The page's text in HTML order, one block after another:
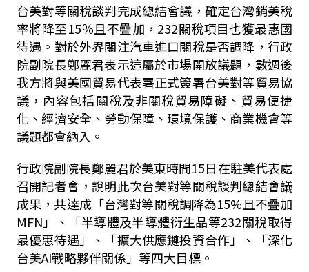
台美對等關稅談判完成總結會議，確定台灣銷美稅
率將降至15％且不疊加，232關稅項目也獲最惠國
待遇。對於外界關注汽車進口關稅是否調降，行政
院副院長鄭麗君表示這屬於市場開放議題， 數週後
我方將與美國貿易代表署正式簽署台美對等貿易協
議，內容包括關稅及非關稅貿易障礙、貿易便捷
化、經濟安全、勞動保障、環境保護、商業機會等
議題都會納入。
行政院副院長鄭麗君於美東時間15日在駐美代表處
召開記者會，說明此次台美對等關稅談判總結會議
成果，共達成「台灣對等關稅調降為15%且不疊加
MFN」、「半導體及半導體衍生品等232關稅取得
最優惠待遇」、「擴大供應鏈投資合作」、「深化
台美AI戰略夥伴關係」等四大目標。